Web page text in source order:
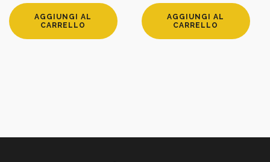
AGGIUNGI AL
CARRELLO
AGGIUNGI AL
CARRELLO